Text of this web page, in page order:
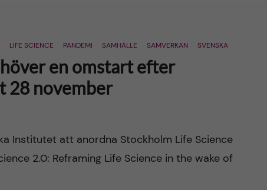
LIFE SCIENCE PANDEMI SAMHÄLLE SAMVERKAN SVENSKA
en omstart efter
28 november
Institutet att anordna Stockholm Life Science
2.0: Reframing Life Science in the wake of